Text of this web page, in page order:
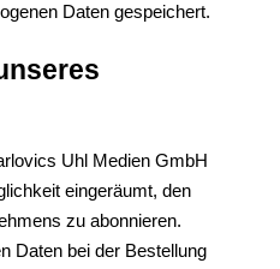
Daten gespeichert.
Uhl Medien GmbH
eingeräumt, den
zu abonnieren.
Daten bei der Bestellung